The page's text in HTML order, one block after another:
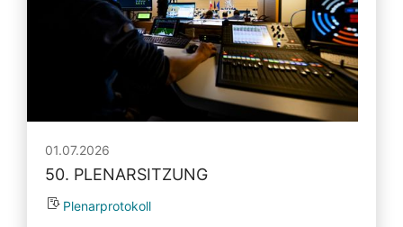
01.07.2026
50. PLENARSITZUNG
Plenarprotokoll